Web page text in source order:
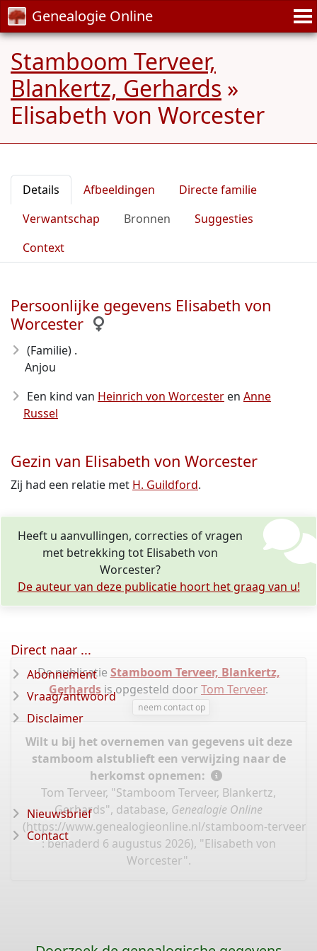
Genealogie Online
Stamboom Terveer,
Blankertz, Gerhards »
Elisabeth von Worcester
Details Afbeeldingen
Directe familie
Verwantschap
Bronnen
Suggesties
Context
Persoonlijke gegevens Elisabeth von
Worcester
(Familie) .
Anjou
Een kind van Heinrich von Worcester en Anne
Russel
Gezin van Elisabeth von Worcester
Zij had een relatie met H. Guildford.
Heeft u aanvullingen, correcties of vragen
met betrekking tot Elisabeth von
Worcester?
De auteur van deze publicatie hoort het graag van u!
De publicatie Stamboom Terveer, Blankertz,
Gerhards is opgesteld doorTom Terveer.
neem contact op
Wilt u bij het overnemen van gegevens uit deze
stamboom alstublieft een verwijzing naar de
herkomst opnemen:
Tom Terveer, "Stamboom Terveer, Blankertz,
Gerhards", database, Genealogie Online
(https://www.genealogieonline.nl/stamboom-terveer-
: benaderd 6 augustus 2026), "Elisabeth von
Worcester".
Direct naar ...
Abonnement
Vraag/antwoord
Disclaimer
Nieuwsbrief
Contact